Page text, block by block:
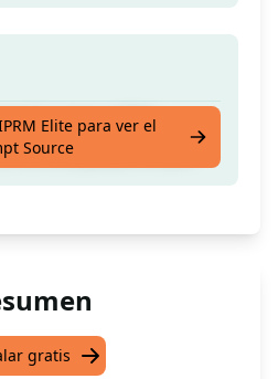
meta, 100%
de una palabra clave
Elite para ver el
Source
gratis